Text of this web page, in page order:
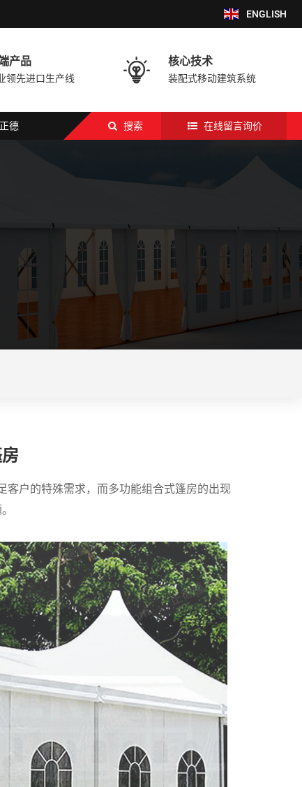
ENGLISH
产品
领先进口生产线  核心技术
装配式移动建筑系统
在线留言询价
搜索
德
客户的特殊需求，而多功能组合式篷房的出现